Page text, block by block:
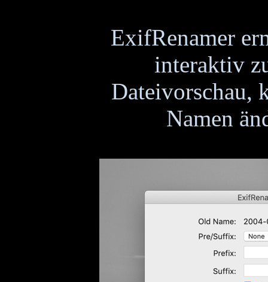
ExifRenamer
interaktiv
Dateivorschau,
Namen